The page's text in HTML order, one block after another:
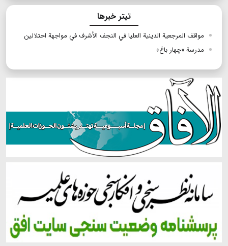
تیتر خبرها
مواقف المرجعية الدينية العليا في النجف الأشرف في مواجهة احتلالين
مدرسة «چهار باغ»